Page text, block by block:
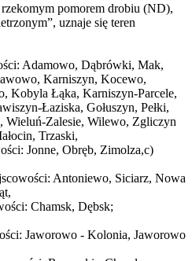
pomorem drobiu (ND),
uznaje się teren
Adamowo, Dąbrówki, Mak,
Karniszyn, Kocewo,
Kobyla Łąka, Karniszyn-Parcele,
Łaziska, Gołuszyn, Pełki,
Wieluń-Zalesie, Wilewo, Zgliczyn
Trzaski,
Jonne, Obręb, Zimolza,c)
Antoniewo, Siciarz, Nowa
Chamsk, Dębsk;
Jaworowo - Kolonia, Jaworowo